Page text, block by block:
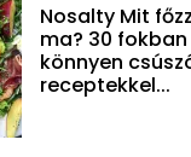
Nosalty Mit
ma? 30 fokban
könnyen
receptekkel...